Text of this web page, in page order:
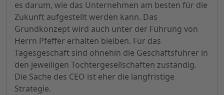
es darum, wie das Unternehmen am besten für die
Zukunft aufgestellt werden kann. Das
Grundkonzept wird auch unter der Führung von
Herrn Pfeffer erhalten bleiben. Für das
Tagesgeschäft sind ohnehin die Geschäftsführer in
den jeweiligen Tochtergesellschaften zuständig.
Die Sache des CEO ist eher die langfristige
Strategie.